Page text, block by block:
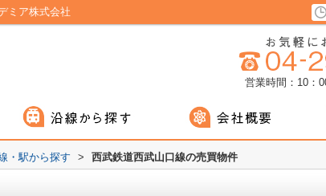
ミア株式会社
営業時間：10：
・駅から探す > 西武鉄道西武山口線の売買物件